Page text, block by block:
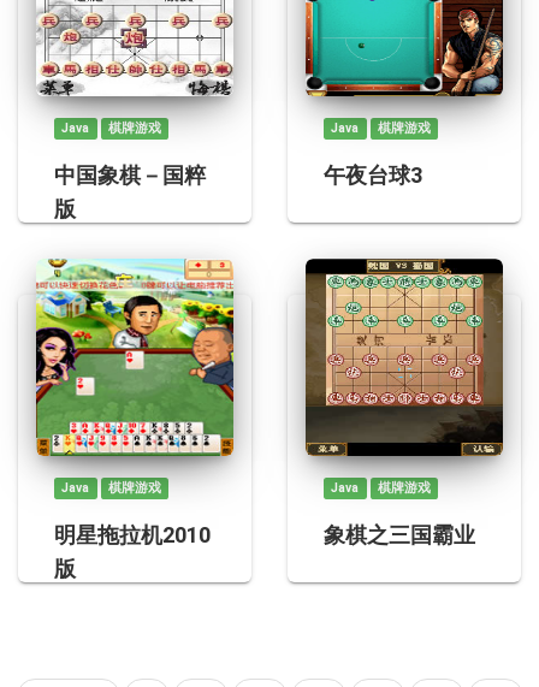
Java 棋牌游戏
中国象棋－国粹
版
Java 棋牌游戏
午夜台球3
Java 棋牌游戏
明星拖拉机2010
版
Java 棋牌游戏
象棋之三国霸业